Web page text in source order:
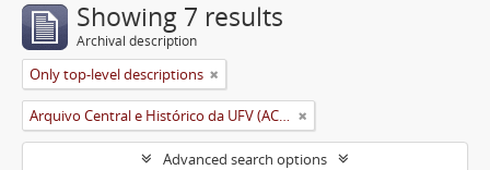
Showing 7 results
Archival description
Only top-level descriptions
Arquivo Central e Histórico da UFV (ACH-UFV)
Advanced search options